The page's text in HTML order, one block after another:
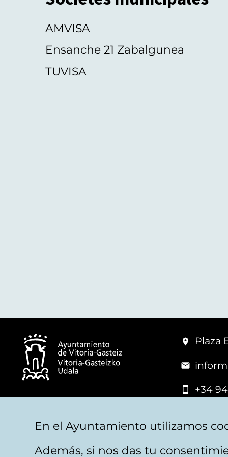
AMVISA
Ensanche 21 Zabalgunea
TUVISA
Plaza
+34
En el Ayuntamiento utilizamos
Además, si nos das tu